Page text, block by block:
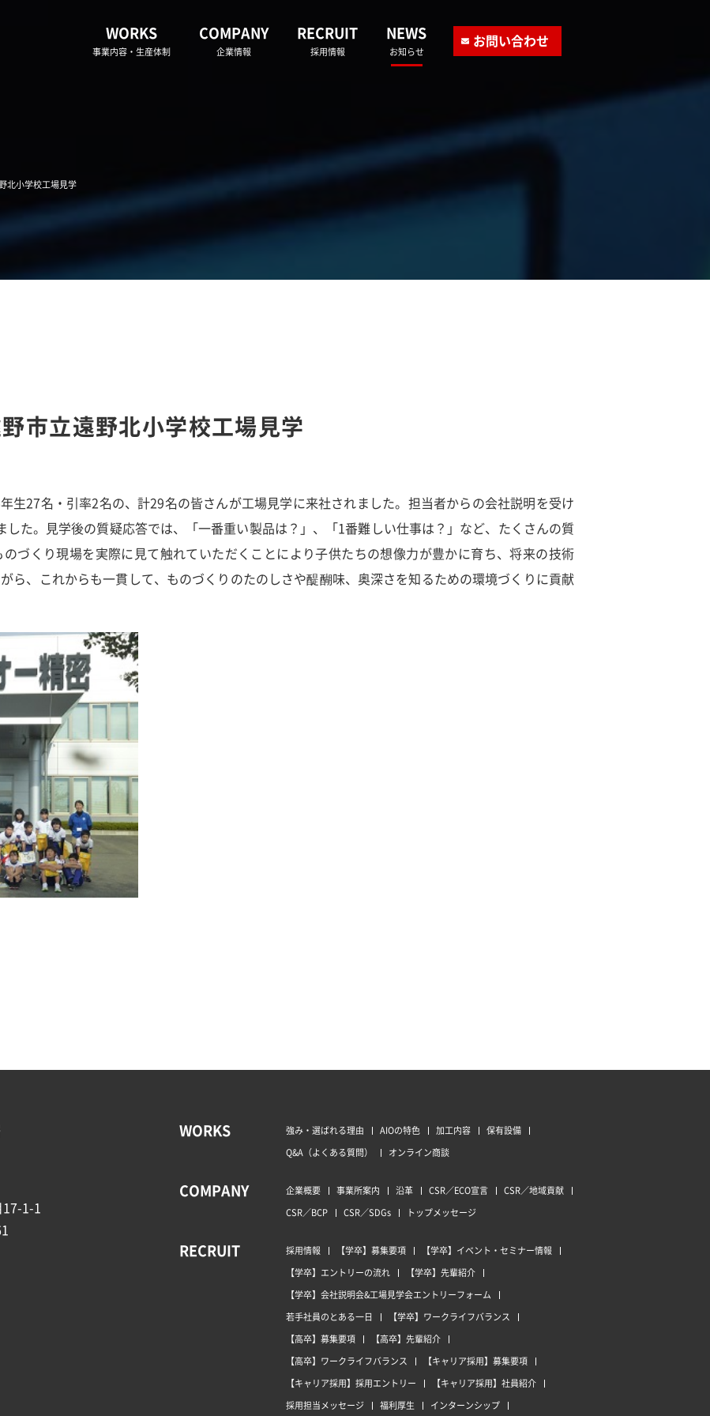
WORKS
事業内容・生産体制
COMPANY
企業情報
RECRUIT
採用情報
NEWS
お知らせ
お問い合わせ
北小学校工場見学
市立遠野北小学校工場見学
生27名・引率2名の、計29名の皆さんが工場見学に来社されました。担当者からの会社説明を受け
た。見学後の質疑応答では、「一番重い製品は？」、「1番難しい仕事は？」など、たくさんの質
づくり現場を実際に見て触れていただくことにより子供たちの想像力が豊かに育ち、将来の技術
ら、これからも一貫して、ものづくりのたのしさや醍醐味、奥深さを知るための環境づくりに貢献
1-1
WORKS 強み・選ばれる理由 AIOの特色 加工内容
保有設備
Q&A（よくある質問）
オンライン商談
COMPANY 企業概要 事業所案内 沿革 CSR／ECO宣言
CSR／地域貢献
CSR／BCP
CSR／SDGs トップメッセージ
RECRUIT 採用情報 【学卒】募集要項
【学卒】イベント・セミナー情報
【学卒】エントリーの流れ
【学卒】先輩紹介
【学卒】会社説明会&工場見学会エントリーフォーム
若手社員のとある一日
【学卒】ワークライフバランス
【高卒】募集要項
【高卒】先輩紹介
【高卒】ワークライフバランス
【キャリア採用】募集要項
【キャリア採用】採用エントリー
【キャリア採用】社員紹介
採用担当メッセージ
福利厚生 インターンシップ